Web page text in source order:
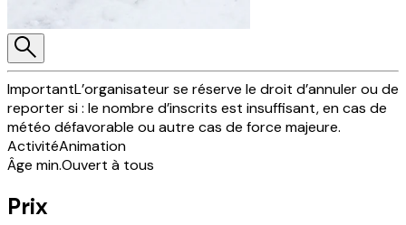
ImportantL’organisateur se réserve le droit d’annuler ou de
reporter si : le nombre d’inscrits est insuffisant, en cas de
météo défavorable ou autre cas de force majeure.
ActivitéAnimation
Âge min.Ouvert à tous
Prix